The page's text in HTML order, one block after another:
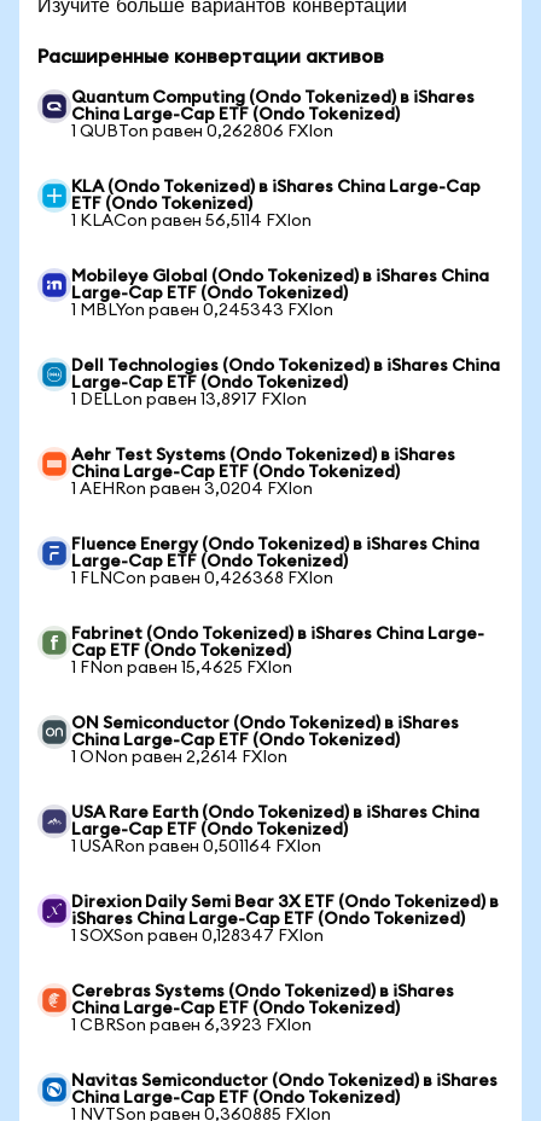
Расширенные конвертации активов
Quantum Computing (Ondo Tokenized) в iShares
China Large-Cap ETF (Ondo Tokenized)
1 QUBTon равен 0,262806 FXIon
KLA (Ondo Tokenized) в iShares China Large-Cap
ETF (Ondo Tokenized)
1 KLACon равен 56,5114 FXIon
Mobileye Global (Ondo Tokenized) в iShares China
Large-Cap ETF (Ondo Tokenized)
1 MBLYon равен 0,245343 FXIon
Dell Technologies (Ondo Tokenized) в iShares China
Large-Cap ETF (Ondo Tokenized)
1 DELLon равен 13,8917 FXIon
Aehr Test Systems (Ondo Tokenized) в iShares
China Large-Cap ETF (Ondo Tokenized)
1 AEHRon равен 3,0204 FXIon
Fluence Energy (Ondo Tokenized) в iShares China
Large-Cap ETF (Ondo Tokenized)
1 FLNCon равен 0,426368 FXIon
Fabrinet (Ondo Tokenized) в iShares China Large-
Cap ETF (Ondo Tokenized)
1 FNon равен 15,4625 FXIon
ON Semiconductor (Ondo Tokenized) в iShares
China Large-Cap ETF (Ondo Tokenized)
1 ONon равен 2,2614 FXIon
USA Rare Earth (Ondo Tokenized) в iShares China
Large-Cap ETF (Ondo Tokenized)
1 USARon равен 0,501164 FXIon
Direxion Daily Semi Bear 3X ETF (Ondo Tokenized) в
iShares China Large-Cap ETF (Ondo Tokenized)
1 SOXSon равен 0,128347 FXIon
Cerebras Systems (Ondo Tokenized) в iShares
China Large-Cap ETF (Ondo Tokenized)
1 CBRSon равен 6,3923 FXIon
Navitas Semiconductor (Ondo Tokenized) в iShares
China Large-Cap ETF (Ondo Tokenized)
1 NVTSon равен 0,360885 FXIon